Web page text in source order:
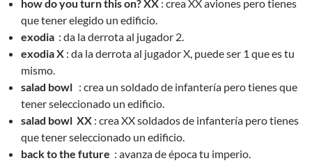
how do you turn this on? XX : crea XX aviones pero tienes
que tener elegido un edificio.
exodia : da la derrota al jugador 2.
exodia X : da la derrota al jugador X, puede ser 1 que es tu
mismo.
salad bowl : crea un soldado de infantería pero tienes que
tener seleccionado un edificio.
salad bowl XX : crea XX soldados de infantería pero tienes
que tener seleccionado un edificio.
back to the future : avanza de época tu imperio.